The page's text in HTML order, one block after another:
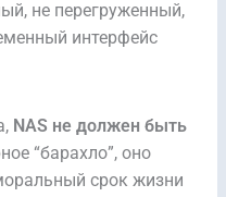
не перегруженный,
интерфейс
NAS не должен быть
“барахло”, оно
срок жизни